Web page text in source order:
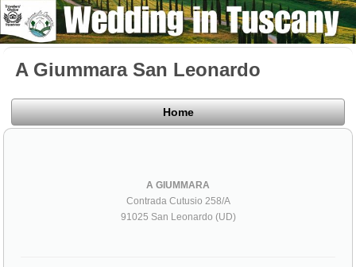
A Giummara San Leonardo
Home
A GIUMMARA
Contrada Cutusio 258/A
91025 San Leonardo (UD)